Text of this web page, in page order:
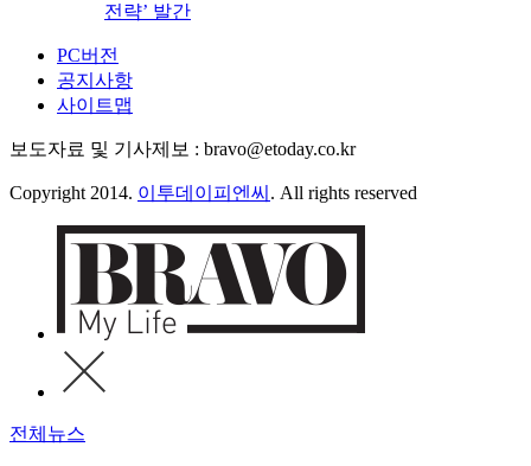
전략’ 발간
PC버전
공지사항
사이트맵
보도자료 및 기사제보 : bravo@etoday.co.kr
Copyright 2014. 이투데이피엔씨 . All rights reserved
전체뉴스